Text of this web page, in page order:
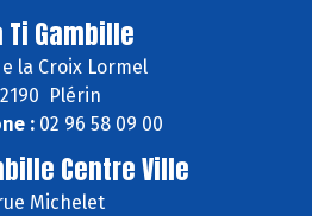
Ti Gambille
la Croix Lormel
Plérin
:02 96 58 09 00
Centre Ville
Michelet